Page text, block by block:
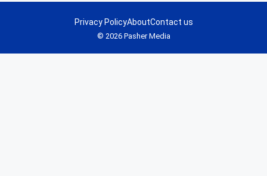
© 2026 Pasher Media
Privacy PolicyAboutContact us